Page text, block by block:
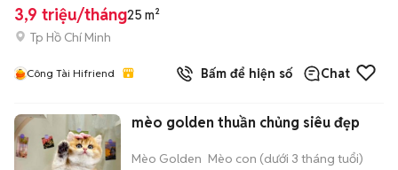
3,9 triệu/tháng25 m²
Tp Hồ Chí Minh
Công Tài Hifriend Bấm để hiện số Chat
mèo golden thuần chủng siêu đẹp
Mèo Golden Mèo con (dưới 3 tháng tuổi)